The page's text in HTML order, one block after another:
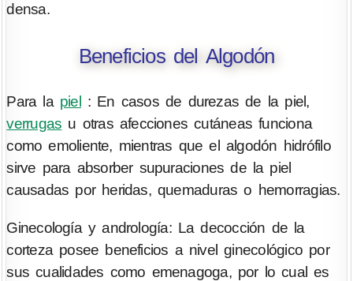
densa.
Beneficios del Algodón
Para la piel
: En casos de durezas de la piel,
verrugas u otras afecciones cutáneas funciona
como emoliente, mientras que el algodón hidrófilo
sirve para absorber supuraciones de la piel
causadas por heridas, quemaduras o hemorragias.
Ginecología y andrología: La decocción de la
corteza posee beneficios a nivel ginecológico por
sus cualidades como emenagoga, por lo cual es